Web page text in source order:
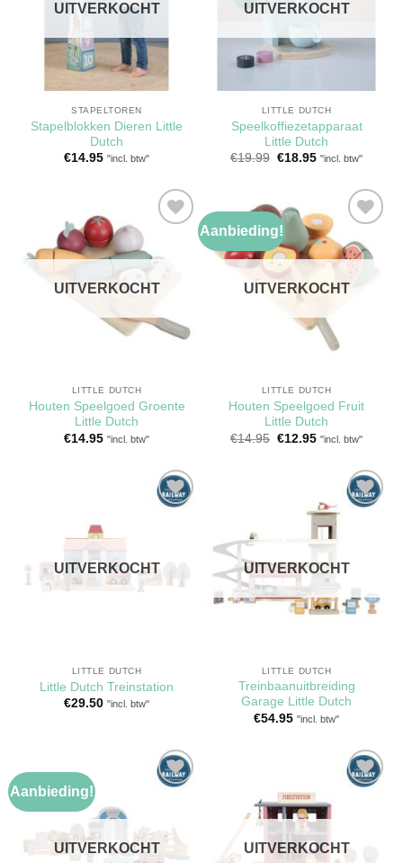
UITVERKOCHT
STAPELTOREN
Stapelblokken Dieren Little
Dutch
€14.95 "incl. btw"
UITVERKOCHT
LITTLE DUTCH
Speelkoffiezetapparaat
Little Dutch
€19.99 Oorspronkelijke
€18.95Huidige
€18.95.
"incl. btw"
aan
verlanglijst
UITVERKOCHT
LITTLE DUTCH
Houten Speelgoed Groente
Little Dutch
€14.95 "incl. btw"
Aanbieding!
Toevoegen
aan
verlanglijst
UITVERKOCHT
LITTLE DUTCH
Houten Speelgoed Fruit
Little Dutch
€14.95 Oorspronkelijke
€12.95Huidige
€12.95.
"incl. btw"
UITVERKOCHT
LITTLE DUTCH
Little Dutch Treinstation
€29.50 "incl. btw"
Toevoegen
UITVERKOCHT
LITTLE DUTCH
Treinbaanuitbreiding
Garage Little Dutch
€54.95 "incl. btw"
Aanbieding!
verlanglijst
UITVERKOCHT
Toevoegen
UITVERKOCHT